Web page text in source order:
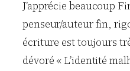
J’apprécie beaucoup
penseur/auteur fin,
écriture est toujours
dévoré « L’identité